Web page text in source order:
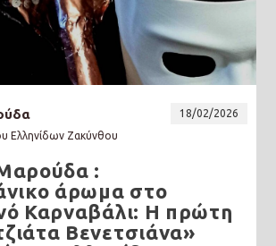
RealFm
Radio 90,2
18/02/2026
Ελληνίδων Ζακύνθου
:
άρωμα στο
Καρναβάλι: Η πρώτη
Βενετσιάνα»